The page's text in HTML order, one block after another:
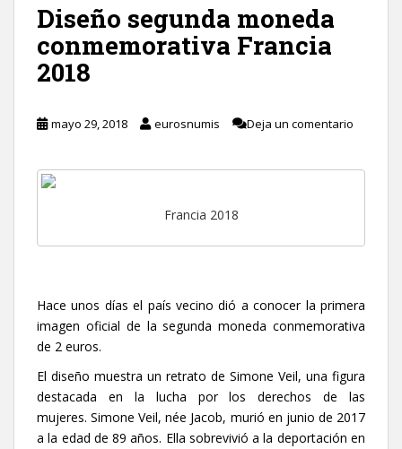
Diseño segunda moneda
conmemorativa Francia
2018
mayo 29, 2018 eurosnumis Deja un comentario
Francia 2018
Hace unos días el país vecino dió a conocer la primera
imagen oficial de la segunda moneda conmemorativa
de 2 euros.
El diseño muestra un retrato de Simone Veil, una figura
destacada en la lucha por los derechos de las
mujeres. Simone Veil, née Jacob, murió en junio de 2017
a la edad de 89 años. Ella sobrevivió a la deportación en